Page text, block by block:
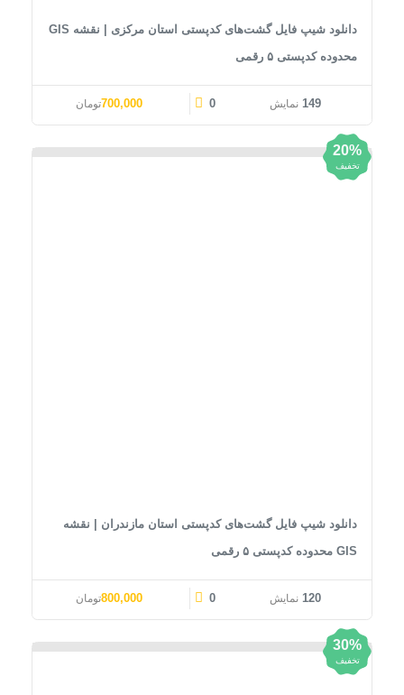
دانلود شیپ فایل گشت‌های کدپستی استان مرکزی | نقشه GIS
محدوده کدپستی ۵ رقمی
149 نمایش 0 قیمت اصلی: 1,000,000تومان بود.
700,000تومان
20%
تخفیف
دانلود شیپ فایل گشت‌های کدپستی استان مازندران | نقشه
GIS محدوده کدپستی ۵ رقمی
120 نمایش 0 قیمت اصلی: 1,000,000تومان بود.
800,000تومان
30%
تخفیف